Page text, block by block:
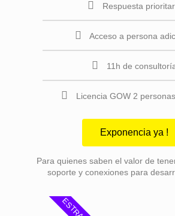
Respuesta
Acceso a persona
11h de
Licencia GOW 2
Exponencia ya !
Para quienes saben el valor de
soporte y conexiones para